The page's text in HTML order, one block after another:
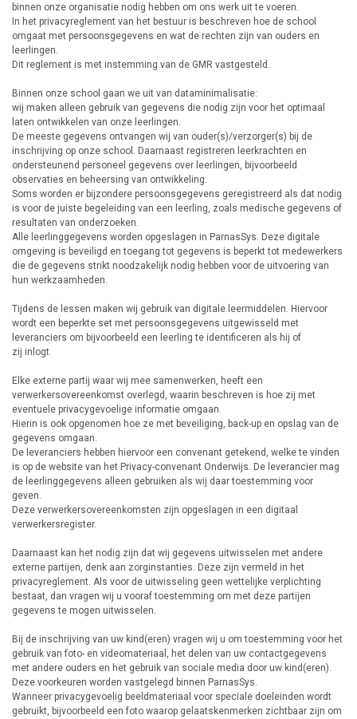
binnen onze organisatie nodig hebben om ons werk uit te voeren.
In het privacyreglement van het bestuur is beschreven hoe de school
omgaat met persoonsgegevens en wat de rechten zijn van ouders en
leerlingen.
Dit reglement is met instemming van de GMR vastgesteld.
Binnen onze school gaan we uit van dataminimalisatie:
wij maken alleen gebruik van gegevens die nodig zijn voor het optimaal
laten ontwikkelen van onze leerlingen.
De meeste gegevens ontvangen wij van ouder(s)/verzorger(s) bij de
inschrijving op onze school. Daarnaast registreren leerkrachten en
ondersteunend personeel gegevens over leerlingen, bijvoorbeeld
observaties en beheersing van ontwikkeling.
Soms worden er bijzondere persoonsgegevens geregistreerd als dat nodig
is voor de juiste begeleiding van een leerling, zoals medische gegevens of
resultaten van onderzoeken.
Alle leerlinggegevens worden opgeslagen in ParnasSys. Deze digitale
omgeving is beveiligd en toegang tot gegevens is beperkt tot medewerkers
die de gegevens strikt noodzakelijk nodig hebben voor de uitvoering van
hun werkzaamheden.
Tijdens de lessen maken wij gebruik van digitale leermiddelen. Hiervoor
wordt een beperkte set met persoonsgegevens uitgewisseld met
leveranciers om bijvoorbeeld een leerling te identificeren als hij of
zij inlogt.
Elke externe partij waar wij mee samenwerken, heeft een
verwerkersovereenkomst overlegd, waarin beschreven is hoe zij met
eventuele privacygevoelige informatie omgaan.
Hierin is ook opgenomen hoe ze met beveiliging, back-up en opslag van de
gegevens omgaan.
De leveranciers hebben hiervoor een convenant getekend, welke te vinden
is op de website van het Privacy-convenant Onderwijs. De leverancier mag
de leerlinggegevens alleen gebruiken als wij daar toestemming voor
geven.
Deze verwerkersovereenkomsten zijn opgeslagen in een digitaal
verwerkersregister.
Daarnaast kan het nodig zijn dat wij gegevens uitwisselen met andere
externe partijen, denk aan zorginstanties. Deze zijn vermeld in het
privacyreglement. Als voor de uitwisseling geen wettelijke verplichting
bestaat, dan vragen wij u vooraf toestemming om met deze partijen
gegevens te mogen uitwisselen.
Bij de inschrijving van uw kind(eren) vragen wij u om toestemming voor het
gebruik van foto- en videomateriaal, het delen van uw contactgegevens
met andere ouders en het gebruik van sociale media door uw kind(eren).
Deze voorkeuren worden vastgelegd binnen ParnasSys.
Wanneer privacygevoelig beeldmateriaal voor speciale doeleinden wordt
gebruikt, bijvoorbeeld een foto waarop gelaatskenmerken zichtbaar zijn om